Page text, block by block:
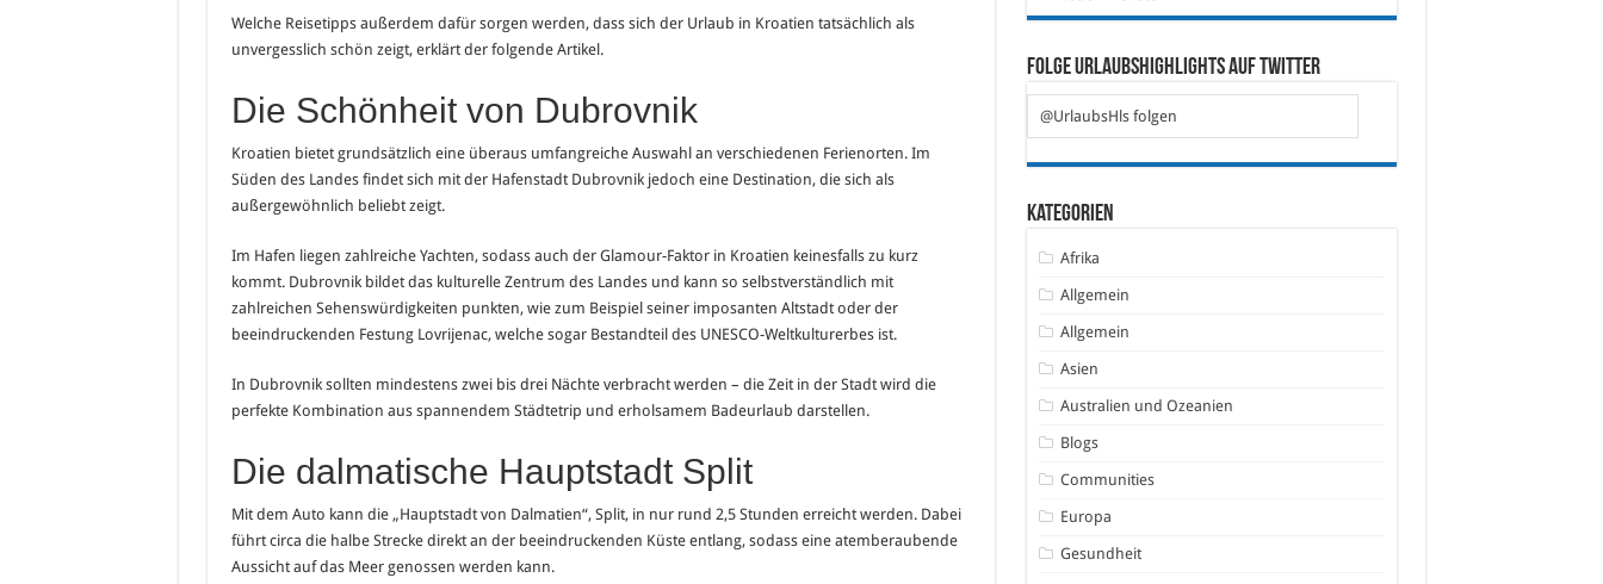
Welche Reisetipps außerdem dafür sorgen werden, dass sich der Urlaub in Kroatien tatsächlich als
unvergesslich schön zeigt, erklärt der folgende Artikel.
Die Schönheit von Dubrovnik
Kroatien bietet grundsätzlich eine überaus umfangreiche Auswahl an verschiedenen Ferienorten. Im
Süden des Landes findet sich mit der Hafenstadt Dubrovnik jedoch eine Destination, die sich als
außergewöhnlich beliebt zeigt.
Im Hafen liegen zahlreiche Yachten, sodass auch der Glamour-Faktor in Kroatien keinesfalls zu kurz
kommt. Dubrovnik bildet das kulturelle Zentrum des Landes und kann so selbstverständlich mit
zahlreichen Sehenswürdigkeiten punkten, wie zum Beispiel seiner imposanten Altstadt oder der
beeindruckenden Festung Lovrijenac, welche sogar Bestandteil des UNESCO-Weltkulturerbes ist.
In Dubrovnik sollten mindestens zwei bis drei Nächte verbracht werden – die Zeit in der Stadt wird die
perfekte Kombination aus spannendem Städtetrip und erholsamem Badeurlaub darstellen.
Die dalmatische Hauptstadt Split
Mit dem Auto kann die „Hauptstadt von Dalmatien“, Split, in nur rund 2,5 Stunden erreicht werden. Dabei
führt circa die halbe Strecke direkt an der beeindruckenden Küste entlang, sodass eine atemberaubende
Aussicht auf das Meer genossen werden kann.
Folge Urlaubshighlights auf Twitter
@UrlaubsHls folgen
Kategorien
Afrika
Allgemein
Allgemein
Asien
Australien und Ozeanien
Blogs
Communities
Europa
Gesundheit